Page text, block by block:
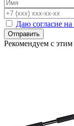
Даю согласие
Отправить
Рекомендуем с